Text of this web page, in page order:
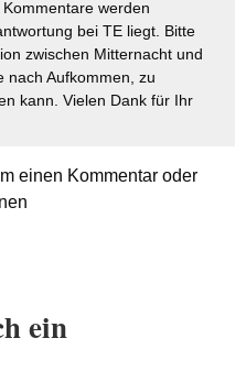
werden
bei TE liegt. Bitte
zwischen Mitternacht und
nach Aufkommen, zu
kann. Vielen Dank für Ihr
einen Kommentar oder
ein